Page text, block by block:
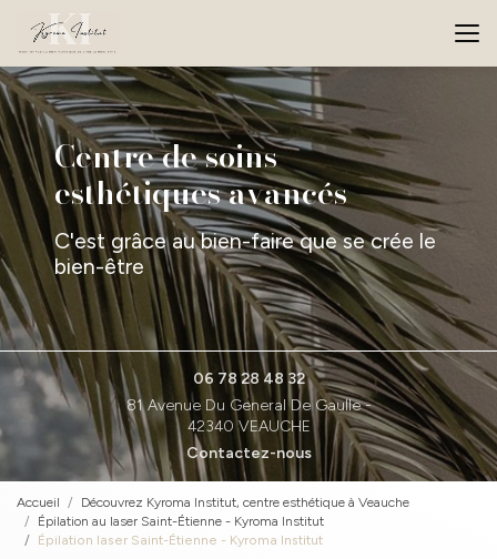
contenu
principal
Centre de soins
esthétiques avancés
C'est grâce au bien-faire que se crée le
bien-être
06 78 28 48 32
81 Avenue Du General De Gaulle -
42340 VEAUCHE
Contactez-nous
Accueil
Découvrez Kyroma Institut, centre esthétique à Veauche
Épilation au laser Saint-Étienne - Kyroma Institut
Épilation laser Saint-Étienne - Kyroma Institut